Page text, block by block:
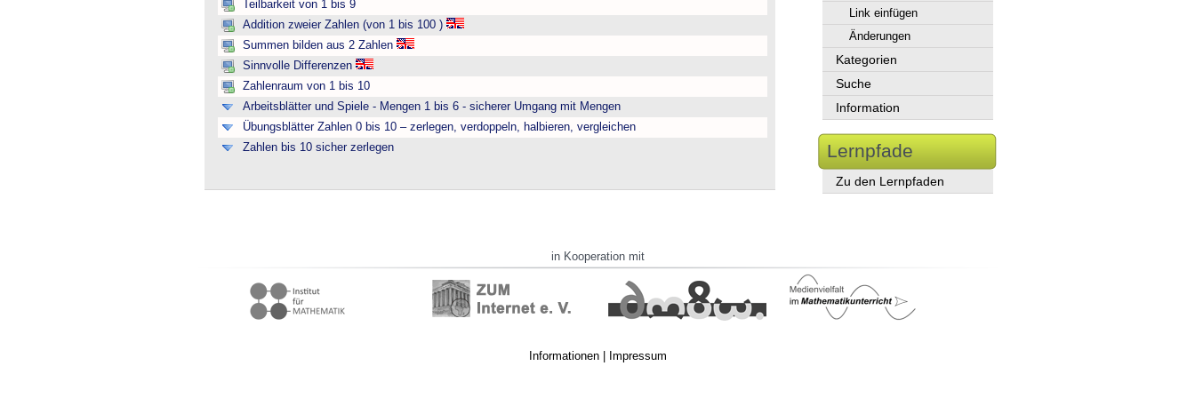
Teilbarkeit von 1 bis 9
Addition zweier Zahlen (von 1 bis 100 )
Summen bilden aus 2 Zahlen
Sinnvolle Differenzen
Zahlenraum von 1 bis 10
Arbeitsblätter und Spiele - Mengen 1 bis 6 - sicherer Umgang mit Mengen
Übungsblätter Zahlen 0 bis 10 – zerlegen, verdoppeln, halbieren, vergleichen
Zahlen bis 10 sicher zerlegen
Link einfügen
Änderungen
Kategorien
Suche
Information
Lernpfade
Zu den Lernpfaden
in Kooperation mit
Informationen| Impressum